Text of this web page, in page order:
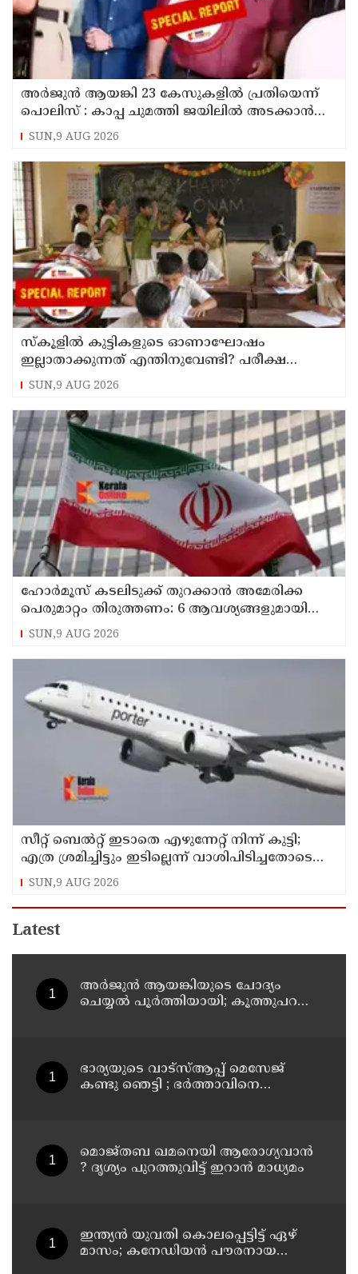
അര്‍ജുന്‍ ആയങ്കി 23 കേസുകളില്‍ പ്രതിയെന്ന്
പൊലിസ് : കാപ്പ ചുമത്തി ജയിലില്‍ അടക്കാന്‍
നീക്കം
SUN,9 AUG 2026
സ്‌കൂളില്‍ കുട്ടികളുടെ ഓണാഘോഷം
ഇല്ലാതാക്കുന്നത് എന്തിനുവേണ്ടി? പരീക്ഷ
ഷെഡ്യൂള്‍ മാറ്റിയത് തിരുത്തുമോ?
SUN,9 AUG 2026
ഹോര്‍മൂസ് കടലിടുക്ക് തുറക്കാന്‍ അമേരിക്ക
പെരുമാറ്റം തിരുത്തണം: 6 ആവശ്യങ്ങളുമായി
ഇറാന്‍ ദേശീയ സുരക്ഷാ കൗണ്‍സില്‍
SUN,9 AUG 2026
സീറ്റ് ബെല്‍റ്റ് ഇടാതെ എഴുന്നേറ്റ് നിന്ന് കുട്ടി;
എത്ര ശ്രമിച്ചിട്ടും ഇടില്ലെന്ന് വാശിപിടിച്ചതോടെ
വിമാനം റദ്ദാക്കി
SUN,9 AUG 2026
Latest
അര്‍ജുന്‍ ആയങ്കിയുടെ ചോദ്യം
ചെയ്യല്‍ പൂര്‍ത്തിയായി; കൂത്തുപറമ്പ്
ഭാര്യയുടെ വാട്സ്ആപ്പ് മെസേജ്
കണ്ടു ഞെട്ടി ; ഭര്‍ത്താവിനെ
യുവതിയും സുഹൃത്തും ഒളിവില്‍
മൊജ്തബ ഖമനെയി ആരോഗ്യവാന്‍
? ദൃശ്യം പുറത്തുവിട്ട് ഇറാന്‍ മാധ്യമം
ഇന്ത്യന്‍ യുവതി കൊലപ്പെട്ടിട്ട് ഏഴ്
മാസം; കനേഡിയന്‍ പൗരനായ